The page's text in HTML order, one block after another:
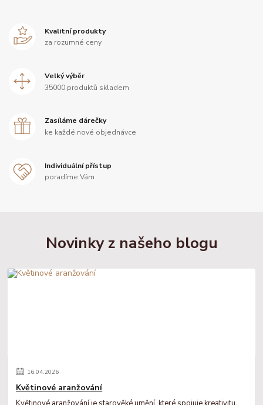
Kvalitní produkty
za rozumné ceny
Velký výběr
35000 produktů skladem
Zasíláme dárečky
ke každé nové objednávce
Individuální přístup
poradíme Vám
Novinky z našeho blogu
16.04.2026
Květinové aranžování